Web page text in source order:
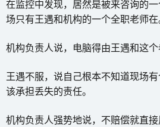
在监控中发现，居然是被来咨询的
场只有王遇和机构的一个全职老师在
机构负责人说，电脑得由王遇和这个
王遇不服，说自己根本不知道现场
该承担丢失的责任。
机构负责人强势地说，不赔偿就直接